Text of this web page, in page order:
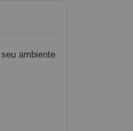
ambiente